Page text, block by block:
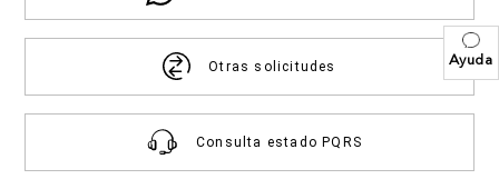
Ayuda
Otras solicitudes
Consulta estado PQRS